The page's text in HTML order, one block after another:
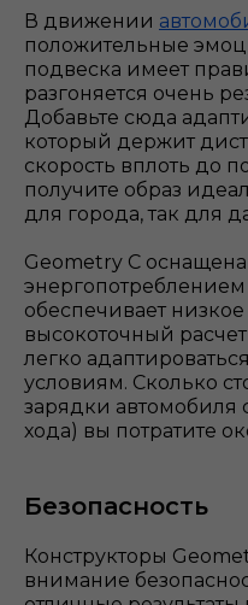
В движении
положительные
подвеска имеет
разгоняется очень
Добавьте сюда
который держит
скорость вплоть до
получите образ
для города, так для
Geometry С
энергопотреблением
обеспечивает
высокоточный
легко
условиям. Сколько
зарядки автомобиля
хода) вы потратите
Безопасность
Конструкторы
внимание